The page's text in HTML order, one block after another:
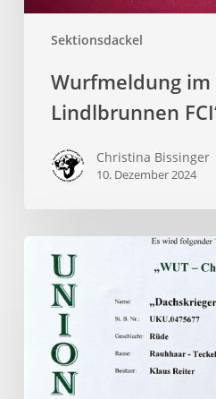
Sektionsdackel
Wurfmeldung im
Lindlbrunnen
Christina Bissinger
10. Dezember 2024